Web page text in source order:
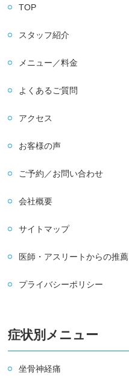
TOP
スタッフ紹介
メニュー／料金
よくあるご質問
アクセス
お客様の声
ご予約／お問い合わせ
会社概要
サイトマップ
医師・アスリートからの推薦
プライバシーポリシー
症状別メニュー
坐骨神経痛